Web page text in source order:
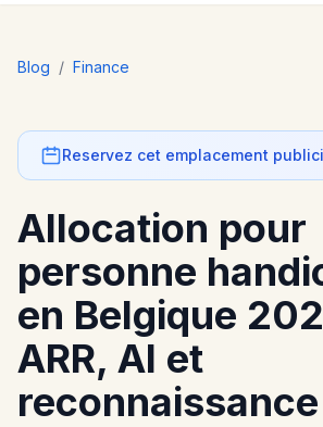
Blog / Finance
Reservez cet emplacement
Allocation pour
personne
en Belgique
ARR, AI et
reconnaissance